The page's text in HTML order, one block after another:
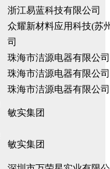
浙江易蓝科技有限公司
众耀新材料应用科技(苏
司
珠海市洁源电器有限公司
珠海市洁源电器有限公司
珠海市洁源电器有限公司
敏实集团
敏实集团